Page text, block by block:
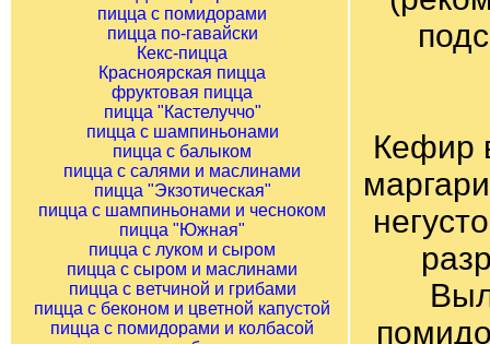
пицца с помидорами
пицца по-гавайски
Кекс-пицца
Красноярская пицца
фруктовая пицца
пицца "Кастелуччо"
пицца с шампиньонами
пицца с балыком
пицца с салями и маслинами
пицца "Экзотическая"
пицца с шампиньонами и чесноком
пицца "Южная"
пицца с луком и сыром
пицца с сыром и маслинами
пицца с ветчиной и грибами
пицца с беконом и цветной капустой
пицца с помидорами и колбасой
Кефир